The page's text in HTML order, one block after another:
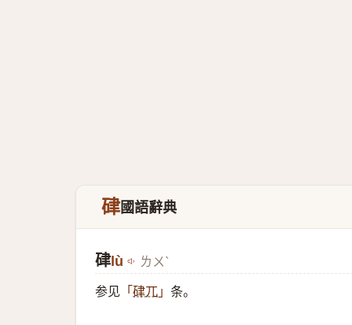
硉國語辭典
硉 lù ㄌㄨˋ
参见 「 硉兀 」 条。